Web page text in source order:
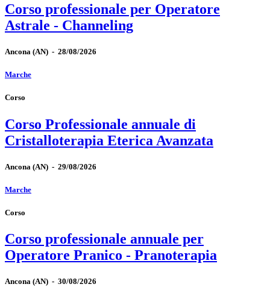
Corso professionale per Operatore
Astrale - Channeling
Ancona (AN) - 28/08/2026
Marche
Corso
Corso Professionale annuale di
Cristalloterapia Eterica Avanzata
Ancona (AN) - 29/08/2026
Marche
Corso
Corso professionale annuale per
Operatore Pranico - Pranoterapia
Ancona (AN) - 30/08/2026